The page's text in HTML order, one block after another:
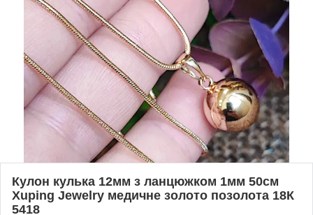
Кулон кулька 12мм з ланцюжком 1мм 50см
Xuping Jewelry медичне золото позолота 18К
5418